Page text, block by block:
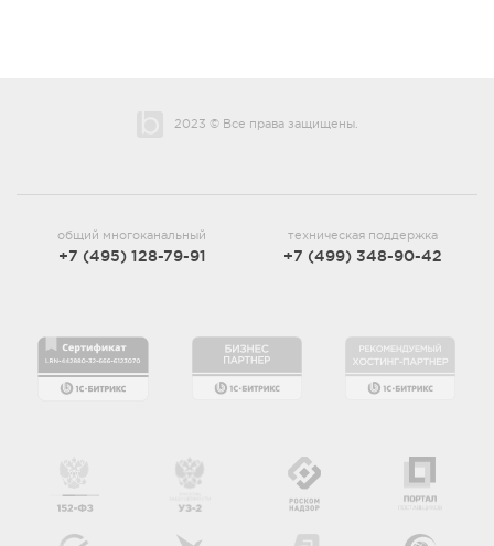
2023 © Все права защищены.
общий многоканальный
+7 (495) 128-79-91
техническая поддержка
+7 (499) 348-90-42